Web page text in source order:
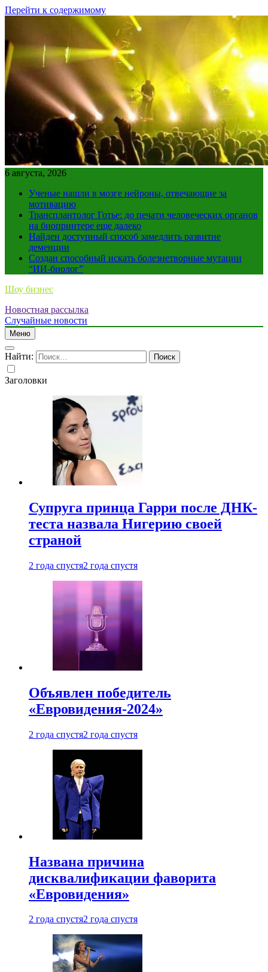
Перейти к содержимому
6 августа, 2026
Ученые нашли в мозге нейроны, отвечающие за
мотивацию
Трансплантолог Готье: до печати человеческих органов
на биопринтере еще далеко
Найден доступный способ замедлить развитие
деменции
Создан способный искать болезнетворные мутации
“ИИ-биолог”
Шоу бизнес
Новостная рассылка
Случайные новости
Меню
Найти:
Заголовки
Супруга принца Гарри после ДНК-
теста назвала Нигерию своей
страной
2 года спустя2 года спустя
Объявлен победитель
«Евровидения-2024»
2 года спустя2 года спустя
Названа причина
дисквалификации фаворита
«Евровидения»
2 года спустя2 года спустя